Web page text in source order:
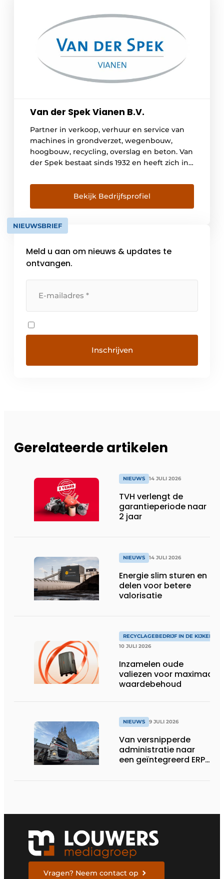
Van der Spek Vianen B.V.
Partner in verkoop, verhuur en service van
machines in grondverzet, wegenbouw,
hoogbouw, recycling, overslag en beton. Van
der Spek bestaat sinds 1932 en heeft zich in
stabiele en toch dynamische organisatie,
innoverend en anticiperend op de
ontwikkelingen in de markt. Met ons
uitgebreide productaanbod, kennis en
kunde, voorzien wij in […]
Bekijk Bedrijfsprofiel
NIEUWSBRIEF
Meld u aan om nieuws & updates te
ontvangen.
Gerelateerde artikelen
NIEUWS 14 JULI 2026
TVH verlengt de
garantieperiode naar
2 jaar
NIEUWS 14 JULI 2026
Energie slim sturen en
delen voor betere
valorisatie
RECYCLAGEBEDRIJF IN DE KIJKER
10 JULI 2026
Inzamelen oude
valiezen voor maximaal
waardebehoud
NIEUWS 9 JULI 2026
Van versnipperde
administratie naar
een geïntegreerd ERP-
Vragen? Neem contact op